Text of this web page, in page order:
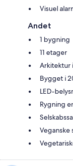
Visuel
Andet
1 bygning
11 etager
Arkitektur
Bygget i
LED-
Rygning
Veganske